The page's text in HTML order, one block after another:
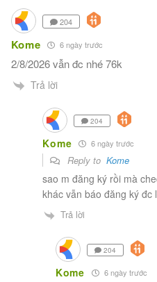
204
Kome 6 ngày trước
2/8/2026 vẫn đc nhé 76k
Trả lời
204
Kome 6 ngày trước
Reply toKome
sao m đăng ký rồi mà
khác vẫn báo đăng ký đc
Trả lời
204
Kome 6 ngày trước